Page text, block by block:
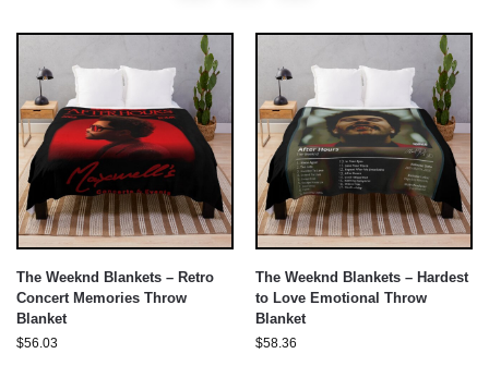
The Weeknd Blankets – Retro
Concert Memories Throw
Blanket
$56.03
The Weeknd Blankets – Hardest
to Love Emotional Throw
Blanket
$58.36